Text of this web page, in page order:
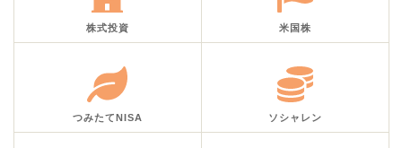
株式投資 米国株
つみたてNISA ソシャレン